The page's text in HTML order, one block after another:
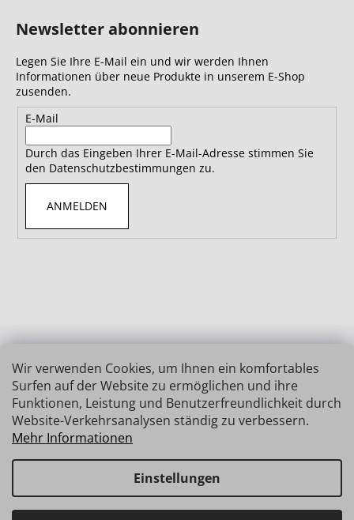
Wir verwenden Cookies, um Ihnen ein komfortables
Surfen auf der Website zu ermöglichen und ihre
Funktionen, Leistung und Benutzerfreundlichkeit durch
Website-Verkehrsanalysen ständig zu verbessern.
Mehr Informationen
Einstellungen
Newsletter abonnieren
Legen Sie Ihre E-Mail ein und wir werden Ihnen
Informationen über neue Produkte in unserem E-Shop
zusenden.
E-Mail
Durch das Eingeben Ihrer E-Mail-Adresse stimmen Sie
den Datenschutzbestimmungen zu.
ANMELDEN
Erstellt von Shoptet
Copyright 2026INSIZE | MESSTECHNIK. Alle Rechte